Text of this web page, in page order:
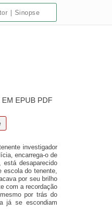
EM EPUB PDF
investigador
encarrega-o de
desaparecido
escola do tenente,
por seu brilho
com a recordação
por trás do
já se escondiam